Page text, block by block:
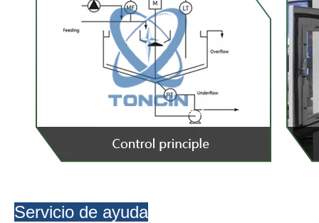
Servicio de ayuda